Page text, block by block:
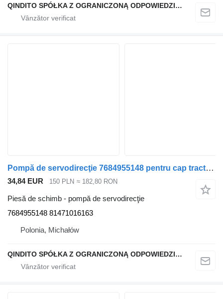
QINDITO SPÓŁKA Z OGRANICZONĄ ODPOWIEDZIALNOŚCIĄ
Pompă de servodirecţie 7684955148 pentru cap tractor MAN L2000
34,84 EUR 150 PLN ≈ 182,80 RON
Piesă de schimb - pompă de servodirecţie
7684955148 81471016163
Polonia, Michałów
QINDITO SPÓŁKA Z OGRANICZONĄ ODPOWIEDZIALNOŚCIĄ